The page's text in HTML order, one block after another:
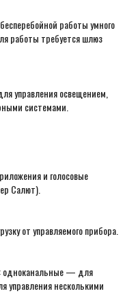
работы умного
работы требуется шлюз
управления освещением,
системами.
и голосовые
Салют).
от управляемого прибора.
одноканальные — для
управления несколькими